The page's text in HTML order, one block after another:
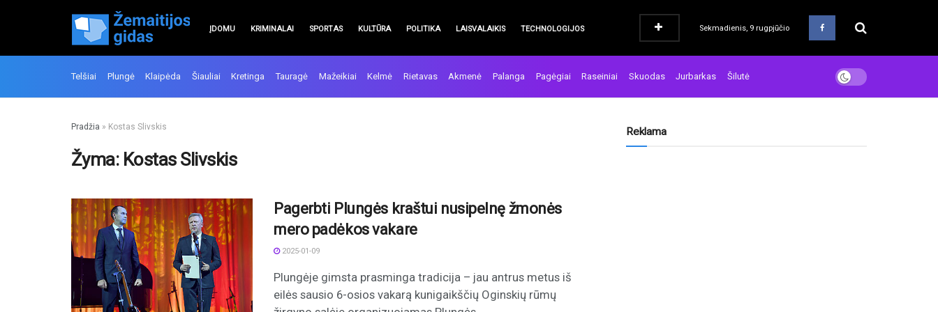
ĮDOMU KRIMINALAI SPORTAS KULTŪRA POLITIKA LAISVALAIKIS TECHNOLOGIJOS Sekmadienis, 9 rugpjūčio
Telšiai Plungė Klaipėda Šiauliai Kretinga Tauragė Mažeikiai Kelmė Rietavas Akmenė Palanga Pagėgiai Raseiniai Skuodas Jurbarkas Šilutė
Pradžia » Kostas Slivskis
Žyma: Kostas Slivskis
Pagerbti Plungės kraštui nusipelnę žmonės
mero padėkos vakare
2025-01-09
Plungėje gimsta prasminga tradicija – jau antrus metus iš
eilės sausio 6-osios vakarą kunigaikščių Oginskių rūmų
Reklama